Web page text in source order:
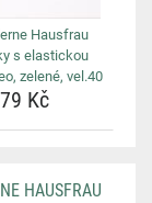
Hausfrau
s elastickou
zelené, vel.40
Kč
HAUSFRAU